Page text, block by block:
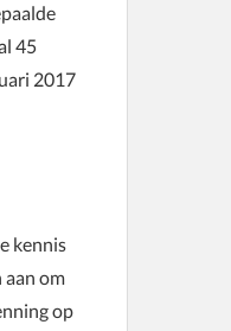
45
2017
kennis
om
op